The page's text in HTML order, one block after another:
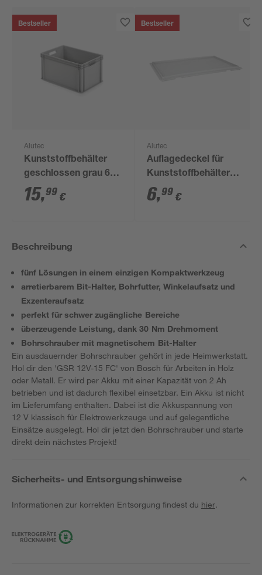
Bestseller
Alutec
Kunststoffbehälter
geschlossen grau 60
x 40 x 32 cm
15,99 €
Bestseller
Alutec
Auflagedeckel für
Kunststoffbehälter
grau 60 x 40 cm
6,99 €
Beschreibung
fünf Lösungen in einem einzigen Kompaktwerkzeug
arretierbarem Bit-Halter, Bohrfutter, Winkelaufsatz und
Exzenteraufsatz
perfekt für schwer zugängliche Bereiche
überzeugende Leistung, dank 30 Nm Drehmoment
Bohrschrauber mit magnetischem Bit-Halter
Ein ausdauernder Bohrschrauber gehört in jede Heimwerkstatt.
Hol dir den 'GSR 12V-15 FC' von Bosch für Arbeiten in Holz
oder Metall. Er wird per Akku mit einer Kapazität von 2 Ah
betrieben und ist dadurch flexibel einsetzbar. Ein Akku ist nicht
im Lieferumfang enthalten. Dabei ist die Akkuspannung von
12 V klassisch für Elektrowerkzeuge und auf gelegentliche
Einsätze ausgelegt. Hol dir jetzt den Bohrschrauber und starte
direkt dein nächstes Projekt!
Sicherheits- und Entsorgungshinweise
Informationen zur korrekten Entsorgung findest du hier.